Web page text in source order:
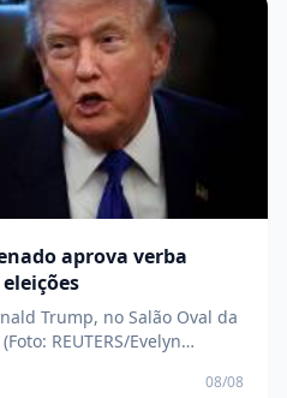
aprova verba
Trump, no Salão Oval da
REUTERS/Evelyn
wp-
08/08